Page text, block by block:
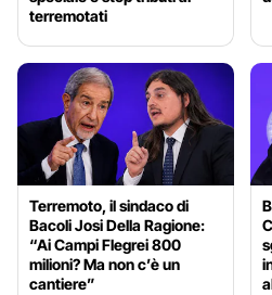
terremotati
Terremoto, il sindaco di
Bacoli Josi Della Ragione:
“Ai Campi Flegrei 800
milioni? Ma non c’è un
cantiere”